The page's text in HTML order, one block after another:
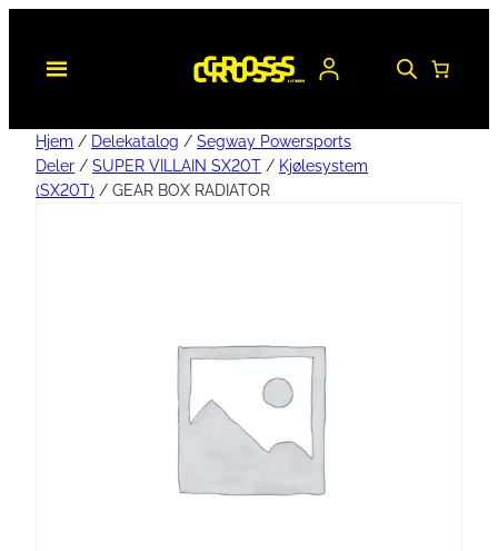
Hjem / Delekatalog / Segway Powersports
Deler / SUPER VILLAIN SX20T / Kjølesystem
(SX20T) / GEAR BOX RADIATOR